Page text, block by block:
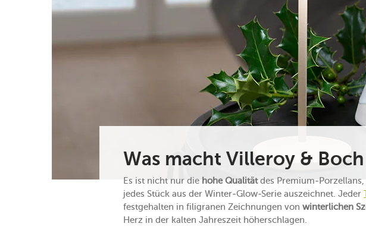
Was macht Villeroy &
Es ist nicht nur die hohe Qualitätdes Premium-
jedes Stück aus der Winter-Glow-Serie auszeichnet. Jeder
festgehalten in filigranen Zeichnungen von winterlichen
Herz in der kalten Jahreszeit höherschlagen.